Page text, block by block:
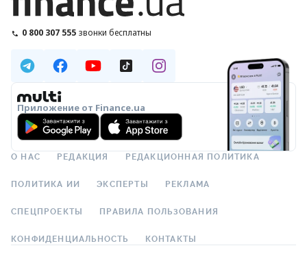
0 800 307 555 звонки бесплатны
Приложение от Finance.ua
О НАС РЕДАКЦИЯ РЕДАКЦИОННАЯ ПОЛИТИКА
ПОЛИТИКА ИИ ЭКСПЕРТЫ РЕКЛАМА
СПЕЦПРОЕКТЫ ПРАВИЛА ПОЛЬЗОВАНИЯ
КОНФИДЕНЦИАЛЬНОСТЬ КОНТАКТЫ